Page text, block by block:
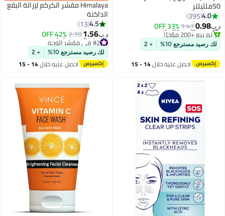
50ملليلتر
4.0
395
د.ب‏0.98
1.47
33% OFF #46 في غسول الوجه
تم بيع +200 مؤخرًا
#46 في غسول الوجه
لك رصيد مسترجع 10% + 2
احصل عليه خلال 14 - 15
Himalaya مقشر الكركم لإزالة البقع
الداكنة
4.5
13
د.ب‏1.56
2.70
42% OFF #2 في مقشر الوجه
أقل سعر في 7 يوم
تم بيع +70 مؤخرًا
#2 في مقشر الوجه
لك رصيد مسترجع 10% + 2
احصل عليه خلال 14 - 15